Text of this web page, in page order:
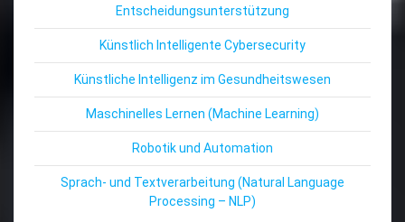
Entscheidungsunterstützung
Künstlich Intelligente Cybersecurity
Künstliche Intelligenz im Gesundheitswesen
Maschinelles Lernen (Machine Learning)
Robotik und Automation
Sprach- und Textverarbeitung (Natural Language
Processing – NLP)